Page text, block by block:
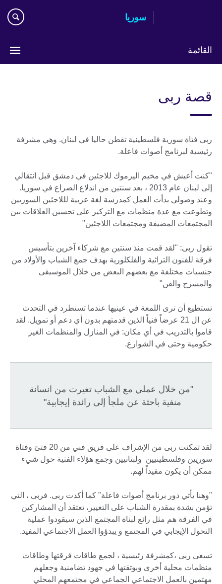
سوريا
القائمة
language
قصة ربى
ربى فتاة سورية فلسطينية تقطن حاليا في لبنان. وهي مشرفة
رئيسية لبرنامج أصوات فاعلة.
"كنت أعيش في مخيم اليرموك للاجئين في دمشق قبل انتقالي
إلى لبنان عام 2013 ، بعد سنتين من اندلاع الصراع في سوريا.
وعند وصولي بدأت العمل كمدرسة لغة عربية لللاجئين السوريين
وتطوعت مع عدة منظمات مع التركيز على تحسين العلاقات بين
المجتمعات المضيفة ومجتمعات اللاجئين"
تقول ربى: "لقد قمت منذ سنتين مع شركاء آخرين بتأسيس
فرقة للفنون التراثية والفلكلورية بهدف جمع الشباب والأولاد من
جنسيات مختلفة مع بعضهم البعض من خلال الموسيقى
والمسرح والفن"
تستطيع أن ترى اللمعة في عينيها عندما تستطرد في التحدث
عن ال 21 عرضاً فنياً الذين قدمتهم بدون أي دعم أو تمويل. لقد
قاموا بالتدريب في أي مكان: في المنازل والمنظمات الغير
حكومية وحتى في الشوارع.
"من خلال عملي مع الشباب تغيرت من انسانة
منفية باحثة عن ملجأ إلى رائدة إيجابية"
لقد تمكنت ربى من الإشراف على فريق فني من 20 فتىً وفتاة
سوريين وفلسطينيين ولبنانيين وجمع هؤلاء الفتية حول شيء
ممكن أن يكون مفيداً لهم.
"وهنا يأتي دور برنامج أصوات فاعلة" كما أكدت ربى. فربى ، التي
تؤمن بشدة بمقدرة الشباب على التغيير، تعتقد أن المشاركين
في الفرقة هم مثل رائع لبناة المجتمع الذين سيقودوا عملية
التحول الإيجابي في المجتمع و يبدؤوا العمل الاجتماعي المفيد.
تسعى ربى ،كمشرفة رئيسية ، لجمع طاقات فرقتها وطاقات
منظمات محلية أخرى وبوتقتها في جهود تضامنية وجعلهم
مهتمين بالعمل الاجتماعي الجماعي في مجتمعهم المحلي